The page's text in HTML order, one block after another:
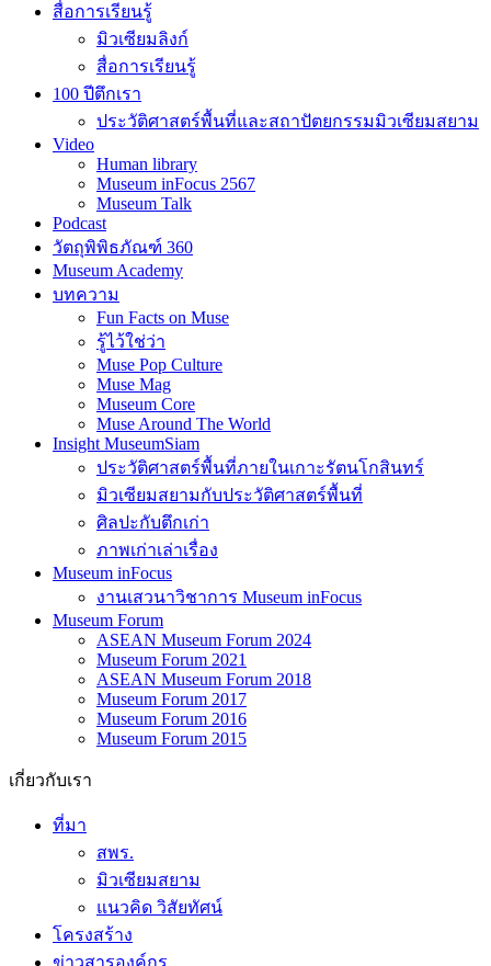
สื่อการเรียนรู้
มิวเซียมลิงก์
สื่อการเรียนรู้
100 ปีตึกเรา
ประวัติศาสตร์พื้นที่และสถาปัตยกรรมมิวเซียมสยาม
Video
Human library
Museum inFocus 2567
Museum Talk
Podcast
วัตถุพิพิธภัณฑ์ 360
Museum Academy
บทความ
Fun Facts on Muse
รู้ไว้ใช่ว่า
Muse Pop Culture
Muse Mag
Museum Core
Muse Around The World
Insight MuseumSiam
ประวัติศาสตร์พื้นที่ภายในเกาะรัตนโกสินทร์
มิวเซียมสยามกับประวัติศาสตร์พื้นที่
ศิลปะกับตึกเก่า
ภาพเก่าเล่าเรื่อง
Museum inFocus
งานเสวนาวิชาการ Museum inFocus
Museum Forum
ASEAN Museum Forum 2024
Museum Forum 2021
ASEAN Museum Forum 2018
Museum Forum 2017
Museum Forum 2016
Museum Forum 2015
เกี่ยวกับเรา
ที่มา
สพร.
มิวเซียมสยาม
แนวคิด วิสัยทัศน์
โครงสร้าง
ข่าวสารองค์กร